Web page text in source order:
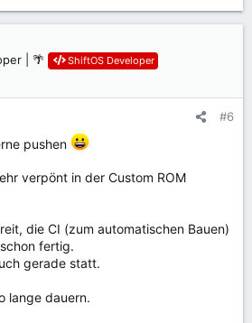
| 🌴
ShiftOS Developer
#6
pushen
verpönt in der Custom ROM
die CI (zum automatischen Bauen)
fertig.
gerade statt.
lange dauern.